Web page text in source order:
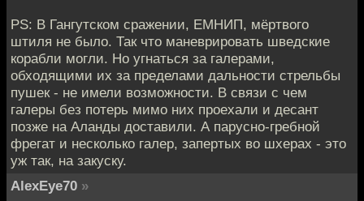
PS: В Гангутском сражении, ЕМНИП, мёртвого
штиля не было. Так что маневрировать шведские
корабли могли. Но угнаться за галерами,
обходящими их за пределами дальности стрельбы
пушек - не имели возможности. В связи с чем
галеры без потерь мимо них проехали и десант
позже на Аланды доставили. А парусно-гребной
фрегат и несколько галер, запертых во шхерах - это
уж так, на закуску.
AlexEye70 »